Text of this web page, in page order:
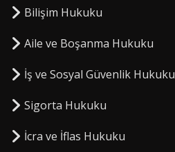
Bilişim Hukuku
Aile ve Boşanma Hukuku
İş ve Sosyal Güvenlik Hukuku
Sigorta Hukuku
⁠İcra ve İflas Hukuku